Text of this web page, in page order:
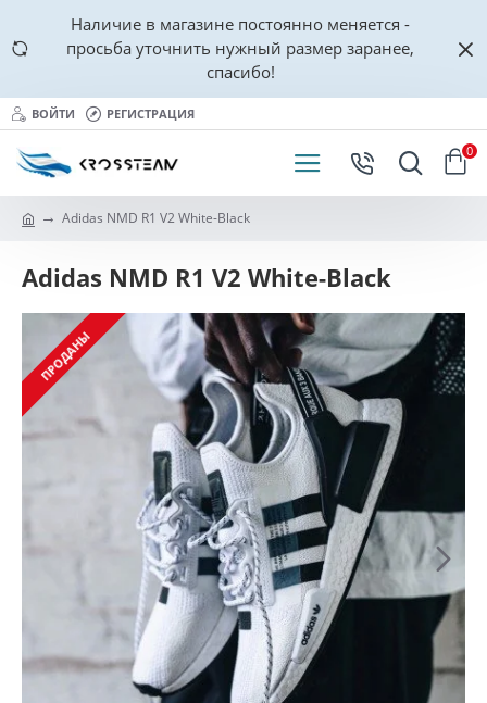
Наличие в магазине постоянно меняется -
просьба уточнить нужный размер заранее,
спасибо!
ВОЙТИ РЕГИСТРАЦИЯ
0
Adidas NMD R1 V2 White-Black
Adidas NMD R1 V2 White-Black
ПРОДАНЫ